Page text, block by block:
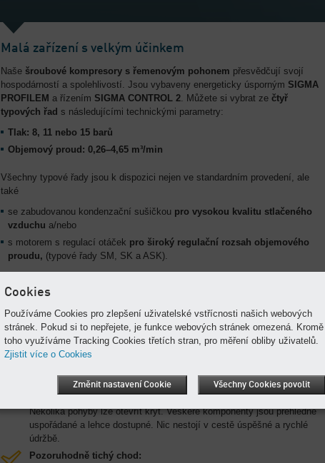
Malá zařízení s velkým účinkem
Naše šroubové kompresory s řemenovým pohonem přesvědčují svojí
hospodárností a spolehlivostí. Jsou vybaveny energeticky úsporným SIGMA
PROFILEM a řízením SIGMA CONTROL 2. Můžete si vybrat ze čtyř
typových řad s následujícími technickými parametry:
Tlak: 8, 11 nebo 15 barů
Objemový proud: 0,26–4,65 m³/min
Všechny typové řady jsou k dispozici nejen ve standardním provedení, ale
také
se zabudovanou kondenzační sušičkou pro vysokou kvalitu stlačeného
vzduchu a/nebo
s motorem s regulací otáček pro široký regulační rozsah objemového
proudu, (typové řady SM, SK a ASK).
Výhody pro vás
Vysoce účinný přenos síly:
Automatické dopínací zařízení zajišťuje konstantní stupeň účinnosti
doby používání stále dobrý.
Jednoduchá údržba:
Několika pohyby lze otevřít kryt. Veškeré komponenty jsou přehledně
uspořádané a lehce dostupné. Nic nestojí v cestě úspěšné a rychlé
údržbě.
Pozoruhodně tichý chod:
Cookies
Používáme Cookies pro zlepšení uživatelské vstřícnosti našich webových
stránek. Pokud si to nepřejete, je funkce webových stránek omezená. Kromě
toho využíváme Tracking Cookies třetích stran, pro měření obliby uživatelů.
Zjistit více o Cookies
Změnit nastavení Cookie Všechny Cookies povolit